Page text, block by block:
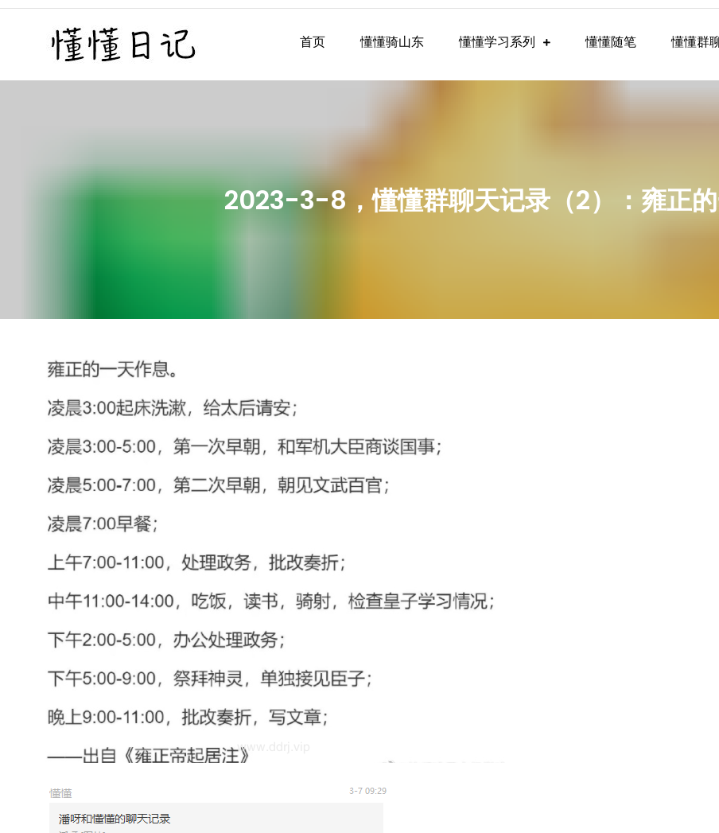
Skip
懂懂日记
懂懂日记网每天同步更新懂懂学习群内容
首页 懂懂骑山东 懂懂学习系列 懂懂随笔 懂懂群
2023-3-8，懂懂群聊天记录（2）：雍正的